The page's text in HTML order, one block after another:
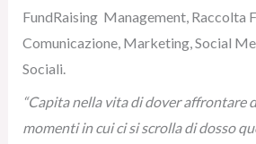
FundRaising Management, Raccolta
Comunicazione, Marketing, Social
Sociali.
“Capita nella vita di dover affrontare
momenti in cui ci si scrolla di dosso